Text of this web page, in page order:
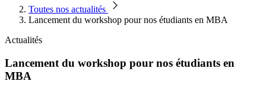
Toutes nos actualités
Lancement du workshop pour nos étudiants en MBA
Actualités
Lancement du workshop pour nos étudiants en
MBA